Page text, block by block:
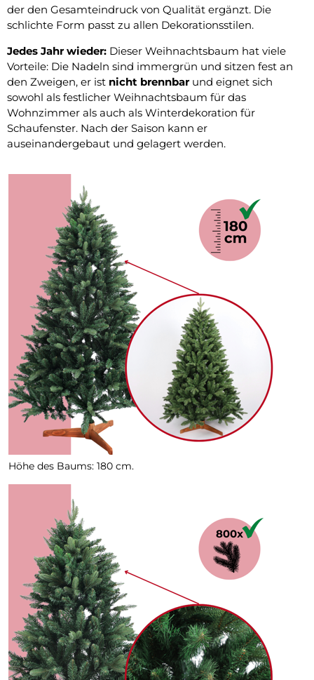
der den Gesamteindruck von Qualität ergänzt. Die
schlichte Form passt zu allen Dekorationsstilen.
Jedes Jahr wieder: Dieser Weihnachtsbaum hat viele
Vorteile: Die Nadeln sind immergrün und sitzen fest an
den Zweigen, er ist nicht brennbarund eignet sich
sowohl als festlicher Weihnachtsbaum für das
Wohnzimmer als auch als Winterdekoration für
Schaufenster. Nach der Saison kann er
auseinandergebaut und gelagert werden.
Höhe des Baums: 180 cm.